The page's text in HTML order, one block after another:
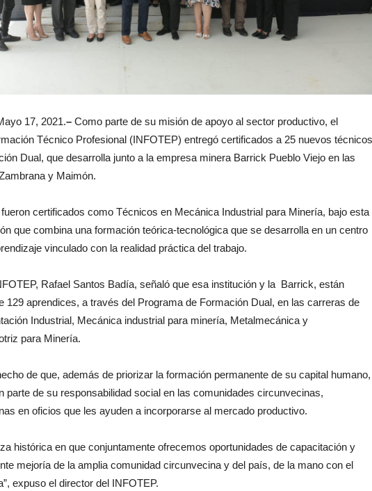
17, 2021.– Como parte de su misión de apoyo al sector productivo, el
Técnico Profesional (INFOTEP) entregó certificados a 25 nuevos técnicos
Dual, que desarrolla junto a la empresa minera Barrick Pueblo Viejo en las
y Maimón.
certificados como Técnicos en Mecánica Industrial para Minería, bajo esta
que combina una formación teórica-tecnológica que se desarrolla en un centro
vinculado con la realidad práctica del trabajo.
Rafael Santos Badía, señaló que esa institución y la Barrick, están
129 aprendices, a través del Programa de Formación Dual, en las carreras de
Industrial, Mecánica industrial para minería, Metalmecánica y
para Minería.
de que, además de priorizar la formación permanente de su capital humano,
parte de su responsabilidad social en las comunidades circunvecinas,
en oficios que les ayuden a incorporarse al mercado productivo.
histórica en que conjuntamente ofrecemos oportunidades de capacitación y
mejoría de la amplia comunidad circunvecina y del país, de la mano con el
expuso el director del INFOTEP.